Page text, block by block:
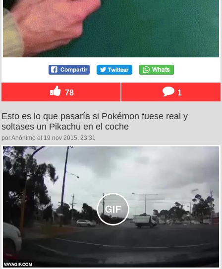
78 1
Esto es lo que pasaría si Pokémon fuese real y
soltases un Pikachu en el coche
por Anónimo el 19 nov 2015, 23:31